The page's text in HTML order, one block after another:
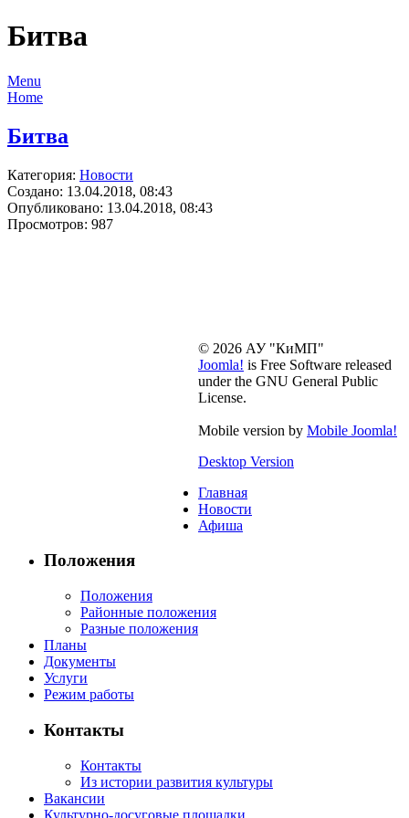
Битва
Menu
Home
Битва
Категория: Новости
Создано: 13.04.2018, 08:43
Опубликовано: 13.04.2018, 08:43
Просмотров: 987
© 2026 АУ "КиМП"
Joomla! is Free Software released
under the GNU General Public
License.
Mobile version by Mobile Joomla!
Desktop Version
Главная
Новости
Афиша
Положения
Положения
Районные положения
Разные положения
Планы
Документы
Услуги
Режим работы
Контакты
Контакты
Из истории развития культуры
Вакансии
Культурно-досуговые площадки